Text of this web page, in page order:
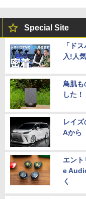
Special Site
「ド
入!人
鳥肌も
した！
レイ
Aから
エン
e
く